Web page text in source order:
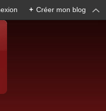
+ Créer mon blog